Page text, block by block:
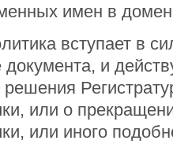
имен в
вступает в
и
решения
или о
или иного